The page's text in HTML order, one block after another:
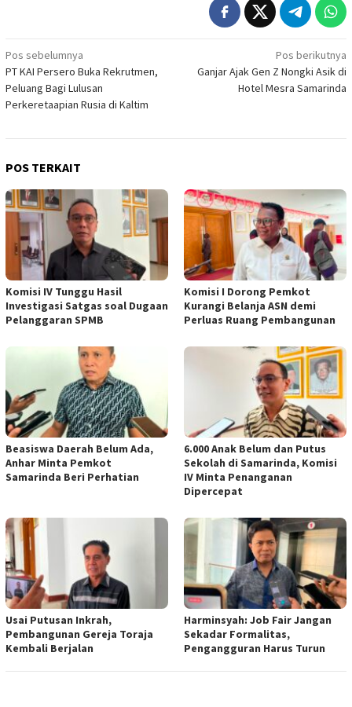
Navigasi
pos
Pos sebelumnya
PT KAI Persero Buka Rekrutmen,
Peluang Bagi Lulusan
Perkeretaapian Rusia di Kaltim
Pos berikutnya
Ganjar Ajak Gen Z Nongki Asik di
Hotel Mesra Samarinda
POS TERKAIT
Komisi IV Tunggu Hasil
Investigasi Satgas soal Dugaan
Pelanggaran SPMB
Komisi I Dorong Pemkot
Kurangi Belanja ASN demi
Perluas Ruang Pembangunan
Beasiswa Daerah Belum Ada,
Anhar Minta Pemkot
Samarinda Beri Perhatian
6.000 Anak Belum dan Putus
Sekolah di Samarinda, Komisi
IV Minta Penanganan
Dipercepat
Usai Putusan Inkrah,
Pembangunan Gereja Toraja
Kembali Berjalan
Harminsyah: Job Fair Jangan
Sekadar Formalitas,
Pengangguran Harus Turun